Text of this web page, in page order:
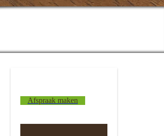
Afspraak maken